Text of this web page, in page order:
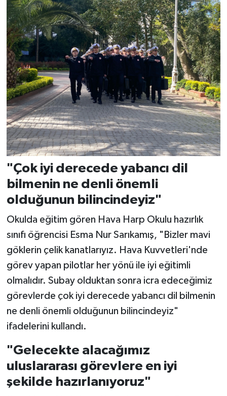
"Çok iyi derecede yabancı dil
bilmenin ne denli önemli
olduğunun bilincindeyiz"
Okulda eğitim gören Hava Harp Okulu hazırlık
sınıfı öğrencisi Esma Nur Sarıkamış, "Bizler mavi
göklerin çelik kanatlarıyız. Hava Kuvvetleri'nde
görev yapan pilotlar her yönü ile iyi eğitimli
olmalıdır. Subay olduktan sonra icra edeceğimiz
görevlerde çok iyi derecede yabancı dil bilmenin
ne denli önemli olduğunun bilincindeyiz"
ifadelerini kullandı.
"Gelecekte alacağımız
uluslararası görevlere en iyi
şekilde hazırlanıyoruz"